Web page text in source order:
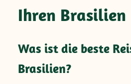
Ihren
Was ist die beste
Brasilien?